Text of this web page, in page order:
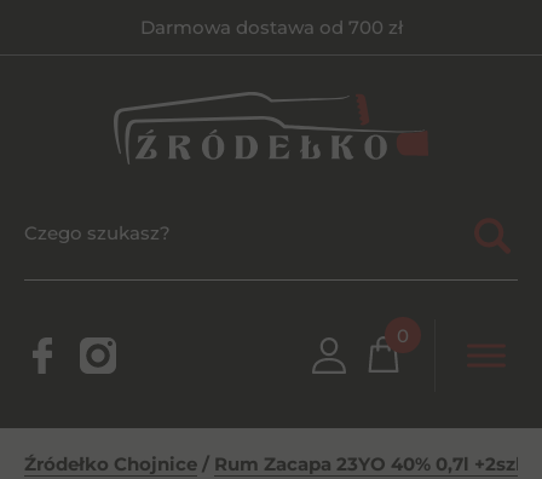
Darmowa dostawa od 700 zł
0
Źródełko Chojnice / Rum Zacapa 23YO 40% 0,7l +2szkl